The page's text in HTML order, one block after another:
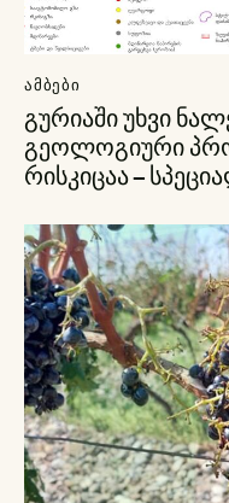
ᲐᲛᲑᲔᲑᲘ
გურიაში უხვი
გეოლოგიური
რისკიცაა –